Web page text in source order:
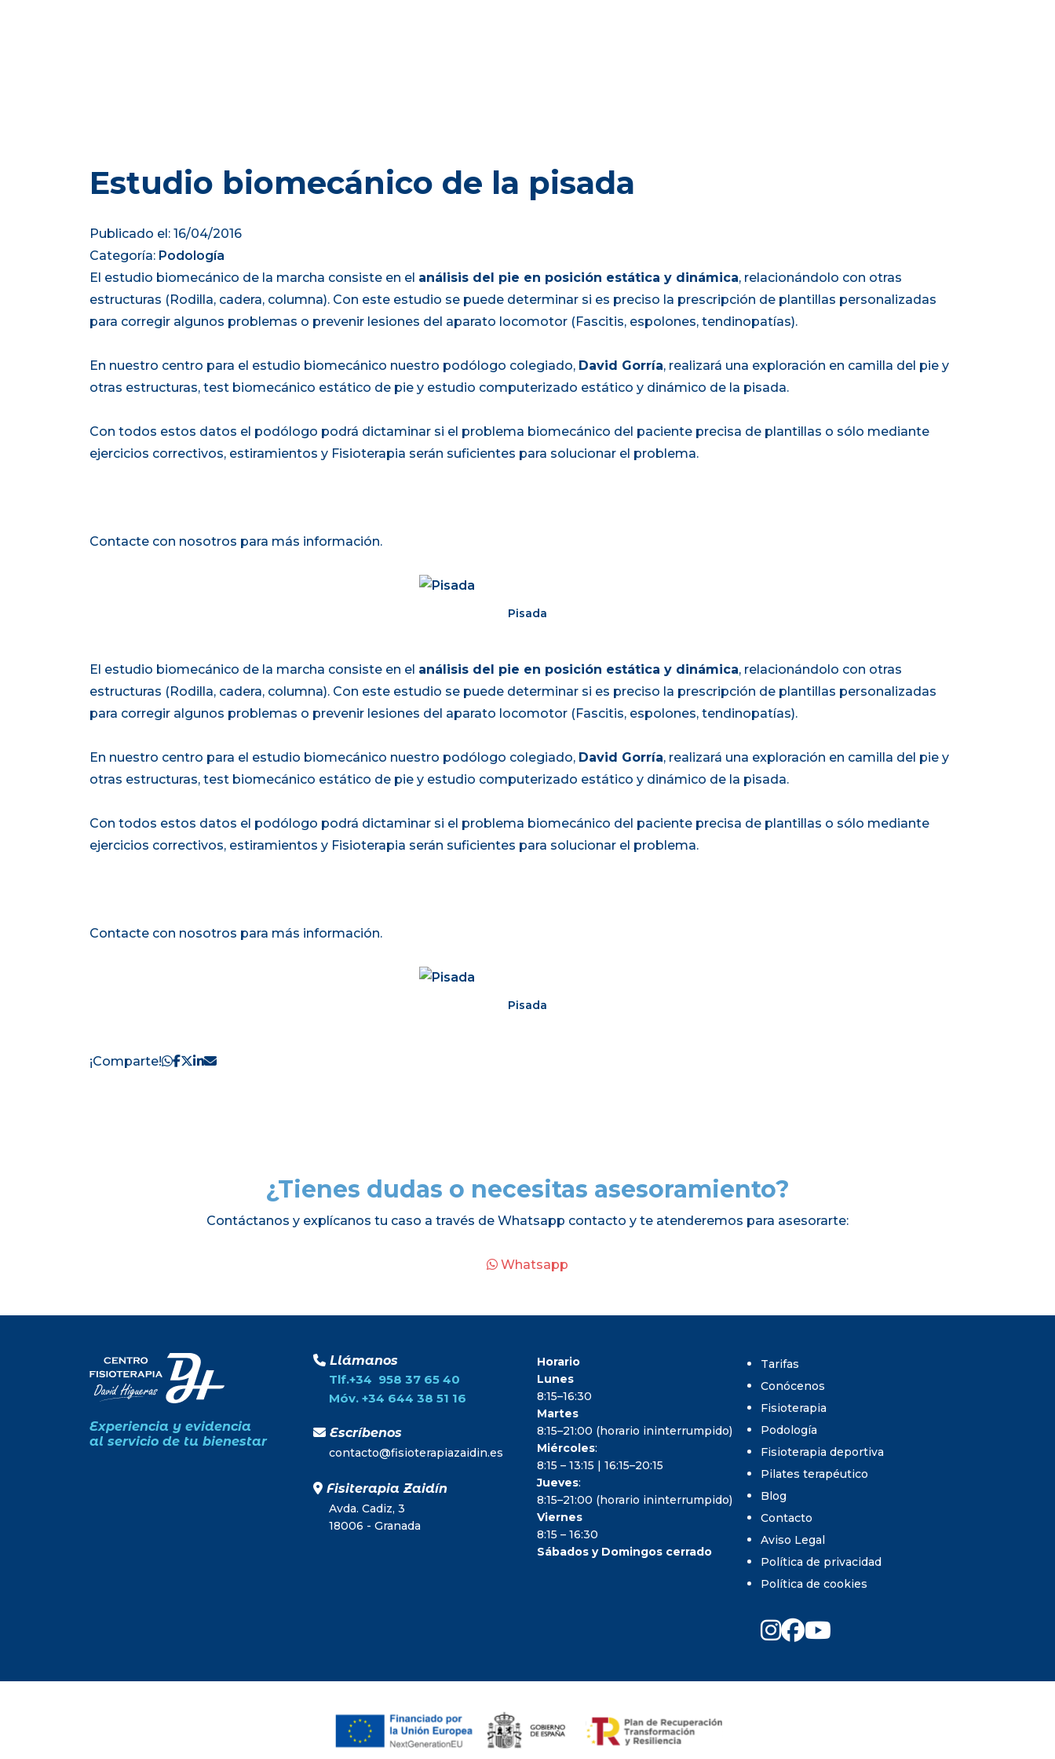
Estudio biomecánico de la pisada
Publicado el: 16/04/2016
Categoría: Podología
El estudio biomecánico de la marcha consiste en el análisis del pie en posición estática y dinámica, relacionándolo con otras
estructuras (Rodilla, cadera, columna). Con este estudio se puede determinar si es preciso la prescripción de plantillas personalizadas
para corregir algunos problemas o prevenir lesiones del aparato locomotor (Fascitis, espolones, tendinopatías).
En nuestro centro para el estudio biomecánico nuestro podólogo colegiado, David Gorría, realizará una exploración en camilla del pie y
otras estructuras, test biomecánico estático de pie y estudio computerizado estático y dinámico de la pisada.
Con todos estos datos el podólogo podrá dictaminar si el problema biomecánico del paciente precisa de plantillas o sólo mediante
ejercicios correctivos, estiramientos y Fisioterapia serán suficientes para solucionar el problema.
Contacte con nosotros para más información.
Pisada
El estudio biomecánico de la marcha consiste en el análisis del pie en posición estática y dinámica, relacionándolo con otras
estructuras (Rodilla, cadera, columna). Con este estudio se puede determinar si es preciso la prescripción de plantillas personalizadas
para corregir algunos problemas o prevenir lesiones del aparato locomotor (Fascitis, espolones, tendinopatías).
En nuestro centro para el estudio biomecánico nuestro podólogo colegiado, David Gorría, realizará una exploración en camilla del pie y
otras estructuras, test biomecánico estático de pie y estudio computerizado estático y dinámico de la pisada.
Con todos estos datos el podólogo podrá dictaminar si el problema biomecánico del paciente precisa de plantillas o sólo mediante
ejercicios correctivos, estiramientos y Fisioterapia serán suficientes para solucionar el problema.
Contacte con nosotros para más información.
Pisada
¡Comparte!
¿Tienes dudas o necesitas asesoramiento?
Contáctanos y explícanos tu caso a través de Whatsapp contacto y te atenderemos para asesorarte:
Whatsapp
Experiencia y evidencia
al servicio de tu bienestar
Llámanos
Tlf.+34 958 37 65 40
Móv. +34 644 38 51 16
Escríbenos
contacto@fisioterapiazaidin.es
Fisiterapia Zaidín
Avda. Cadiz, 3
18006 - Granada
Horario
Lunes
8:15–16:30
Martes
8:15–21:00 (horario ininterrumpido)
Miércoles:
8:15 – 13:15 | 16:15–20:15
Jueves:
8:15–21:00 (horario ininterrumpido)
Viernes
8:15 – 16:30
Sábados y Domingos cerrado
Tarifas
Conócenos
Fisioterapia
Podología
Fisioterapia deportiva
Pilates terapéutico
Blog
Contacto
Aviso Legal
Política de privacidad
Política de cookies